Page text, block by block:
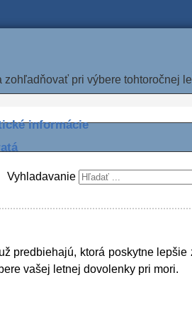
zohľadňovať pri výbere tohtoročnej
informácie
Vyhladavanie
predbiehajú, ktorá poskytne lepšie
vašej letnej dovolenky pri mori.